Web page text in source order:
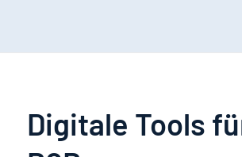
Digitale Tools